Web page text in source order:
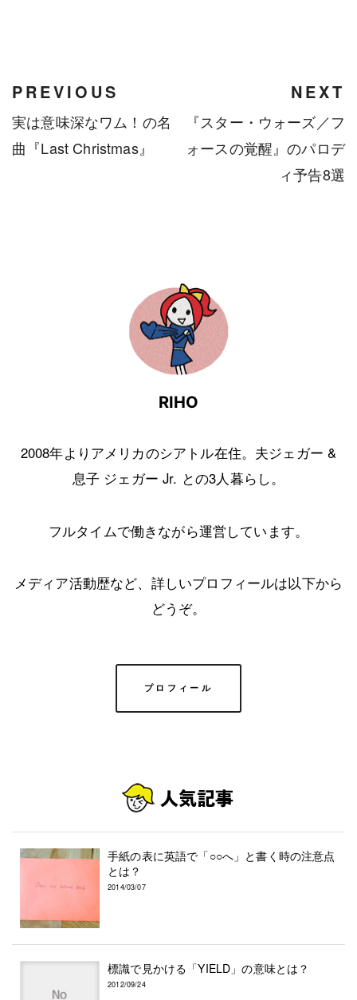
PREVIOUS
実は意味深なワム！の名
曲『Last Christmas』
NEXT
『スター・ウォーズ／フ
ォースの覚醒』のパロデ
ィ予告8選
RIHO
2008年よりアメリカのシアトル在住。夫ジェガー &
息子 ジェガー Jr. との3人暮らし。
フルタイムで働きながら運営しています。
メディア活動歴など、詳しいプロフィールは以下から
どうぞ。
プロフィール
手紙の表に英語で「○○へ」と書く時の注意点
とは？
2014/03/07
標識で見かける「YIELD」の意味とは？
2012/09/24